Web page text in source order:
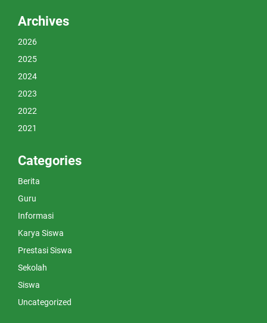
Archives
2026
2025
2024
2023
2022
2021
Categories
Berita
Guru
Informasi
Karya Siswa
Prestasi Siswa
Sekolah
Siswa
Uncategorized